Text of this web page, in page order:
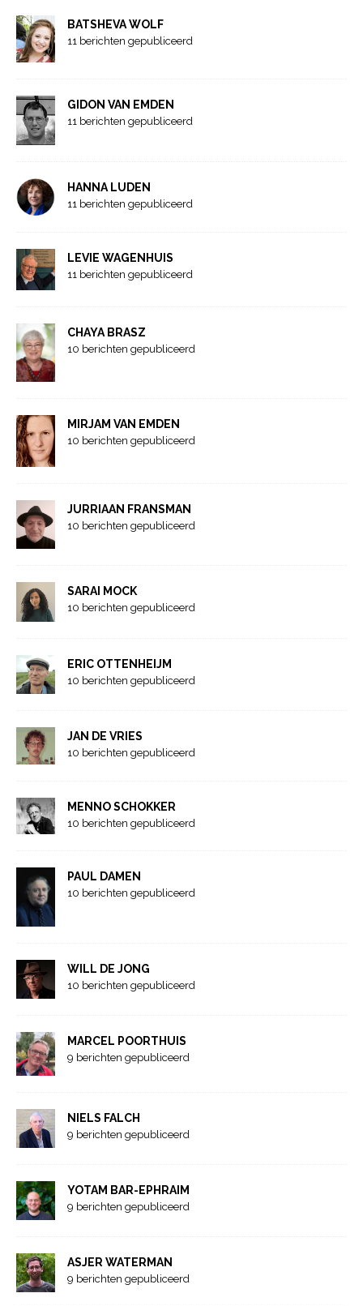
BATSHEVA WOLF
11 berichten gepubliceerd
GIDON VAN EMDEN
11 berichten gepubliceerd
HANNA LUDEN
11 berichten gepubliceerd
LEVIE WAGENHUIS
11 berichten gepubliceerd
CHAYA BRASZ
10 berichten gepubliceerd
MIRJAM VAN EMDEN
10 berichten gepubliceerd
JURRIAAN FRANSMAN
10 berichten gepubliceerd
SARAI MOCK
10 berichten gepubliceerd
ERIC OTTENHEIJM
10 berichten gepubliceerd
JAN DE VRIES
10 berichten gepubliceerd
MENNO SCHOKKER
10 berichten gepubliceerd
PAUL DAMEN
10 berichten gepubliceerd
WILL DE JONG
10 berichten gepubliceerd
MARCEL POORTHUIS
9 berichten gepubliceerd
NIELS FALCH
9 berichten gepubliceerd
YOTAM BAR-EPHRAIM
9 berichten gepubliceerd
ASJER WATERMAN
9 berichten gepubliceerd